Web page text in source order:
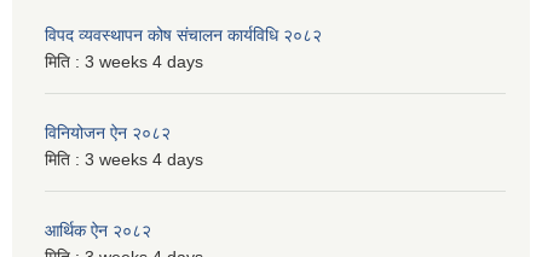
विपद व्यवस्थापन कोष संचालन कार्यविधि २०८२
मिति : 3 weeks 4 days
विनियोजन ऐन २०८२
मिति : 3 weeks 4 days
आर्थिक ऐन २०८२